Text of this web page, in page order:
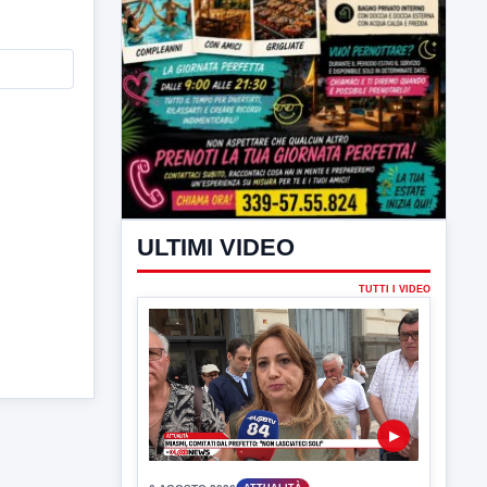
ULTIMI VIDEO
TUTTI I VIDEO
▶